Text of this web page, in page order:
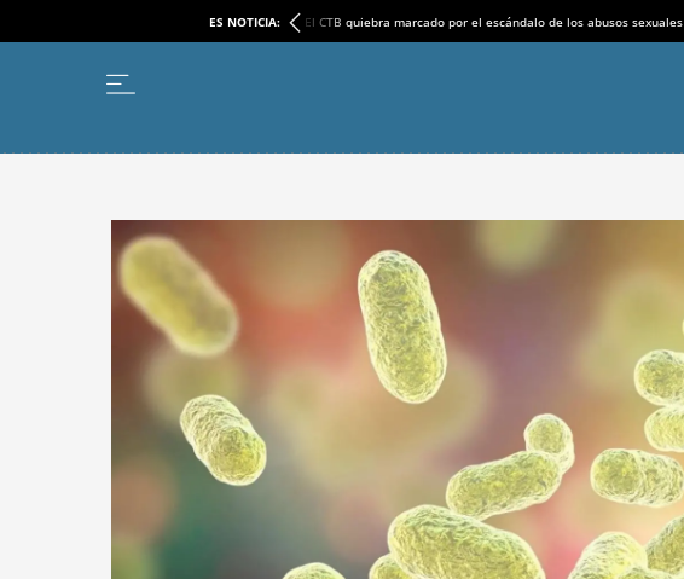
ES NOTICIA: El CTB quiebra marcado por el escándalo de los abusos sexuales